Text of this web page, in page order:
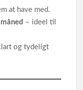
at have med.
– ideel til
og tydeligt